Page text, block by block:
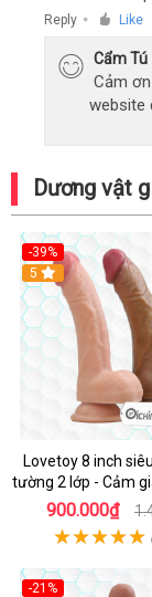
Reply ● Like
Cẩm Tú
Cảm
website
Dương vật
-39%
Hot
5
Lovetoy 8 inch
tường 2 lớp - Cảm
900.000₫
-21%